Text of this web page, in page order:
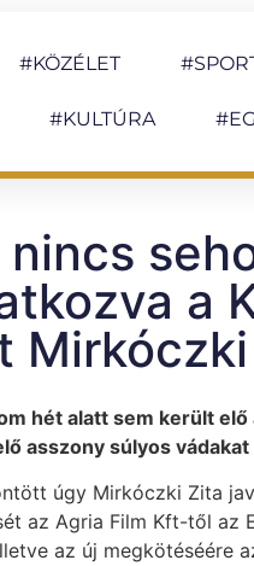
#KÖZÉLET
#KULTÚRA
a
hét alatt sem került
asszony súlyos
úgy Mirkóczki Zita
az Agria Film Kft-től az
az új megkötéséére